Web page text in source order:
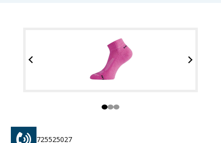
Klíčové výhody na první pohled:
Termoregulační vlastnosti
Široký sortiment (ponožky, oblečení, doplňky)
725525027